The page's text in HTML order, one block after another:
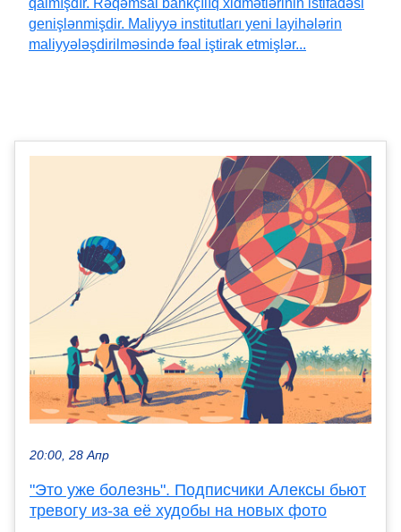
qalmışdır. Rəqəmsal bankçılıq xidmətlərinin istifadəsi
genişlənmişdir. Maliyyə institutları yeni layihələrin
maliyyələşdirilməsində fəal iştirak etmişlər...
20:00, 28 Апр
"Это уже болезнь". Подписчики Алексы бьют
тревогу из-за её худобы на новых фото